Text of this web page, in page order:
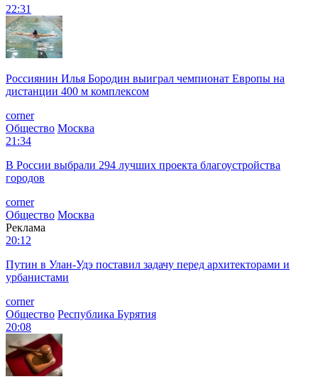
22:31
Россиянин Илья Бородин выиграл чемпионат Европы на
дистанции 400 м комплексом
corner
Общество Москва
21:34
В России выбрали 294 лучших проекта благоустройства
городов
corner
Общество Москва
Реклама
20:12
Путин в Улан-Удэ поставил задачу перед архитекторами и
урбанистами
corner
Общество Республика Бурятия
20:08